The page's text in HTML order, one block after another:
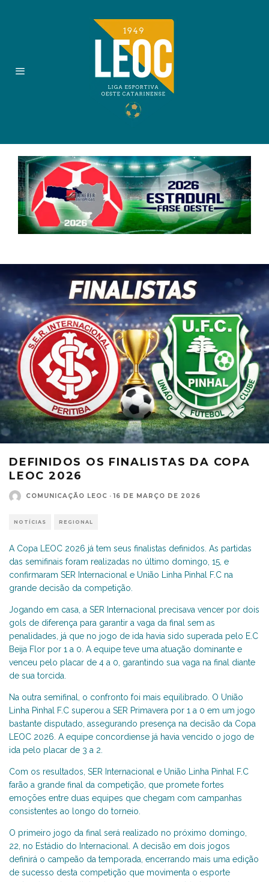
DEFINIDOS OS FINALISTAS DA COPA
LEOC 2026
COMUNICAÇÃO LEOC · 16 DE MARÇO DE 2026
NOTÍCIAS REGIONAL
A Copa LEOC 2026 já tem seus finalistas definidos. As partidas
das semifinais foram realizadas no último domingo, 15, e
confirmaram SER Internacional e União Linha Pinhal F.C na
grande decisão da competição.
Jogando em casa, a SER Internacional precisava vencer por dois
gols de diferença para garantir a vaga da final sem as
penalidades, já que no jogo de ida havia sido superada pelo E.C
Beija Flor por 1 a 0. A equipe teve uma atuação dominante e
venceu pelo placar de 4 a 0, garantindo sua vaga na final diante
de sua torcida.
Na outra semifinal, o confronto foi mais equilibrado. O União
Linha Pinhal F.C superou a SER Primavera por 1 a 0 em um jogo
bastante disputado, assegurando presença na decisão da Copa
LEOC 2026. A equipe concordiense já havia vencido o jogo de
ida pelo placar de 3 a 2.
Com os resultados, SER Internacional e União Linha Pinhal F.C
farão a grande final da competição, que promete fortes
emoções entre duas equipes que chegam com campanhas
consistentes ao longo do torneio.
O primeiro jogo da final será realizado no próximo domingo,
22, no Estádio do Internacional. A decisão em dois jogos
definirá o campeão da temporada, encerrando mais uma edição
de sucesso desta competição que movimenta o esporte